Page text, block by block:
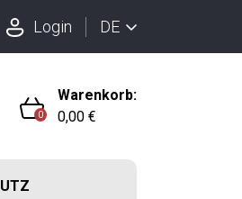
Login DE
0
Warenkorb:
0,00 €